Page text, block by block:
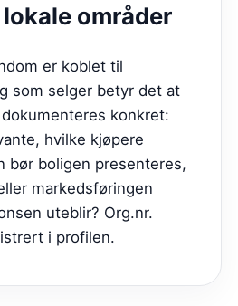
områder
er koblet til
som selger betyr det at
konkret:
hvilke kjøpere
bør boligen presenteres,
markedsføringen
uteblir? Org.nr.
i profilen.